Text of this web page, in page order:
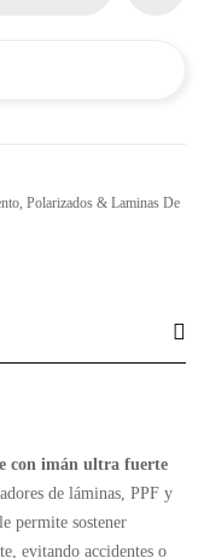
, Polarizados & Laminas De
con imán ultra fuerte
de láminas, PPF y
permite sostener
evitando accidentes o